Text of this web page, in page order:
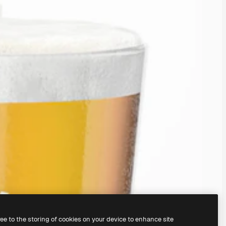
to the storing of cookies on your device to enhance site